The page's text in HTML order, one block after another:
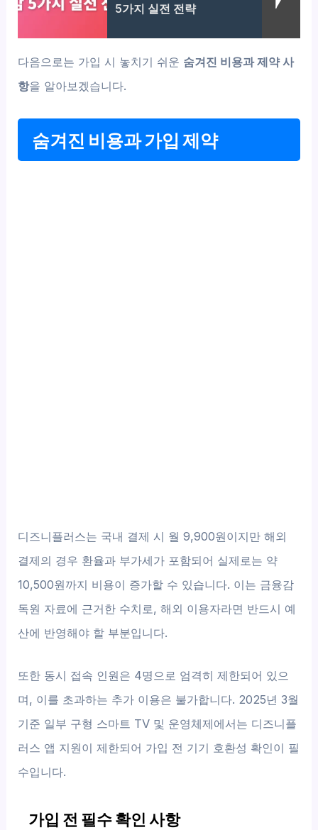
5가지 실전 전략
다음으로는 가입 시 놓치기 쉬운 숨겨진 비용과 제약 사
항을 알아보겠습니다.
숨겨진 비용과 가입 제약
디즈니플러스는 국내 결제 시 월 9,900원이지만 해외
결제의 경우 환율과 부가세가 포함되어 실제로는 약
10,500원까지 비용이 증가할 수 있습니다. 이는 금융감
독원 자료에 근거한 수치로, 해외 이용자라면 반드시 예
산에 반영해야 할 부분입니다.
또한 동시 접속 인원은 4명으로 엄격히 제한되어 있으
며, 이를 초과하는 추가 이용은 불가합니다. 2025년 3월
기준 일부 구형 스마트 TV 및 운영체제에서는 디즈니플
러스 앱 지원이 제한되어 가입 전 기기 호환성 확인이 필
수입니다.
가입 전 필수 확인 사항